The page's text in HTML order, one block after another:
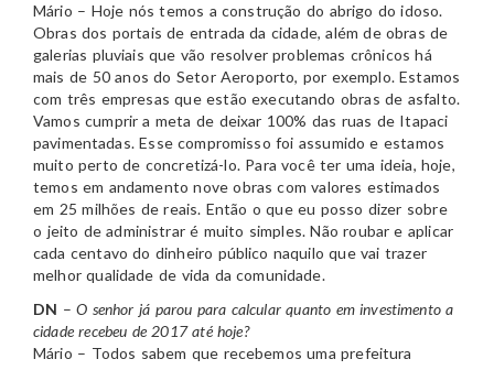
Mário – Hoje nós temos a construção do abrigo do idoso.
Obras dos portais de entrada da cidade, além de obras de
galerias pluviais que vão resolver problemas crônicos há
mais de 50 anos do Setor Aeroporto, por exemplo. Estamos
com três empresas que estão executando obras de asfalto.
Vamos cumprir a meta de deixar 100% das ruas de Itapaci
pavimentadas. Esse compromisso foi assumido e estamos
muito perto de concretizá-lo. Para você ter uma ideia, hoje,
temos em andamento nove obras com valores estimados
em 25 milhões de reais. Então o que eu posso dizer sobre
o jeito de administrar é muito simples. Não roubar e aplicar
cada centavo do dinheiro público naquilo que vai trazer
melhor qualidade de vida da comunidade.
DN – O senhor já parou para calcular quanto em investimento a
cidade recebeu de 2017 até hoje?
Mário – Todos sabem que recebemos uma prefeitura